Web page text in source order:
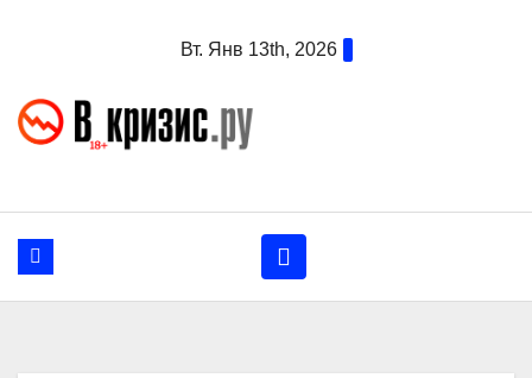
Вт. Янв 13th, 2026